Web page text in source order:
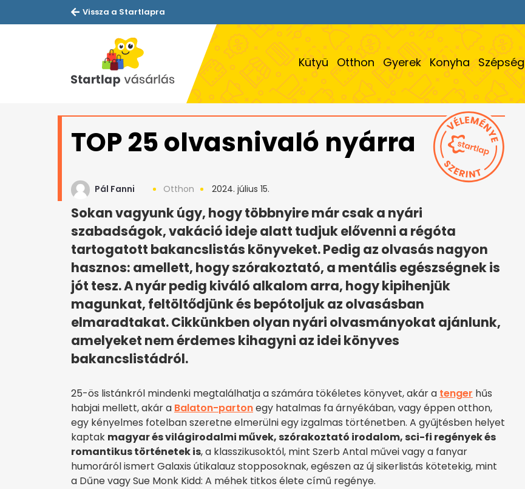
Vissza a Startlapra
Kütyü Otthon Gyerek Konyha Szépség
TOP 25 olvasnivaló nyárra
Pál Fanni Otthon 2024. július 15.
Sokan vagyunk úgy, hogy többnyire már csak a nyári
szabadságok, vakáció ideje alatt tudjuk elővenni a régóta
tartogatott bakancslistás könyveket. Pedig az olvasás nagyon
hasznos: amellett, hogy szórakoztató, a mentális egészségnek is
jót tesz. A nyár pedig kiváló alkalom arra, hogy kipihenjük
magunkat, feltöltődjünk és bepótoljuk az olvasásban
elmaradtakat. Cikkünkben olyan nyári olvasmányokat ajánlunk,
amelyeket nem érdemes kihagyni az idei könyves
bakancslistádról.
25-ös listánkról mindenki megtalálhatja a számára tökéletes könyvet, akár a tenger hűs
habjai mellett, akár a Balaton-partonegy hatalmas fa árnyékában, vagy éppen otthon,
egy kényelmes fotelban szeretne elmerülni egy izgalmas történetben. A gyűjtésben helyet
kaptak magyar és világirodalmi művek, szórakoztató irodalom, sci-fi regények és
romantikus történetek is, a klasszikusoktól, mint Szerb Antal művei vagy a fanyar
humoráról ismert Galaxis útikalauz stopposoknak, egészen az új sikerlistás kötetekig, mint
a Dűne vagy Sue Monk Kidd: A méhek titkos élete című regénye.